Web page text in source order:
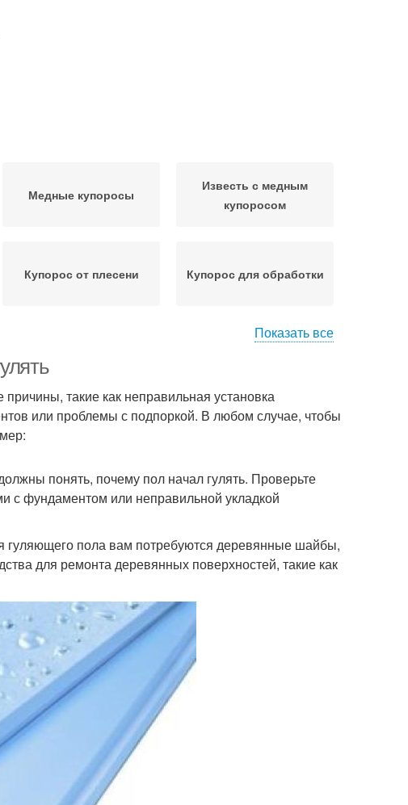
Медные купоросы
Известь с медным
купоросом
Купорос от плесени Купорос для обработки
Показать все
такие как неправильная установка
или проблемы с подпоркой. В любом случае, чтобы
понять, почему пол начал гулять. Проверьте
с фундаментом или неправильной укладкой
гуляющего пола вам потребуются деревянные шайбы,
для ремонта деревянных поверхностей, такие как